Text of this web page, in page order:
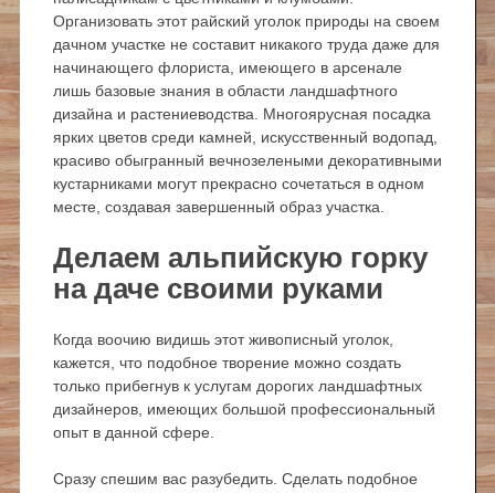
Организовать этот райский уголок природы на своем
дачном участке не составит никакого труда даже для
начинающего флориста, имеющего в арсенале
лишь базовые знания в области ландшафтного
дизайна и растениеводства. Многоярусная посадка
ярких цветов среди камней, искусственный водопад,
красиво обыгранный вечнозелеными декоративными
кустарниками могут прекрасно сочетаться в одном
месте, создавая завершенный образ участка.
Делаем альпийскую горку
на даче своими руками
Когда воочию видишь этот живописный уголок,
кажется, что подобное творение можно создать
только прибегнув к услугам дорогих ландшафтных
дизайнеров, имеющих большой профессиональный
опыт в данной сфере.
Сразу спешим вас разубедить. Сделать подобное